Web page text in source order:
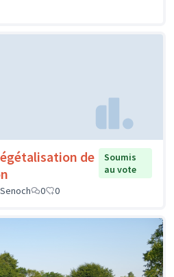
de
Soumis
au vote
0 0